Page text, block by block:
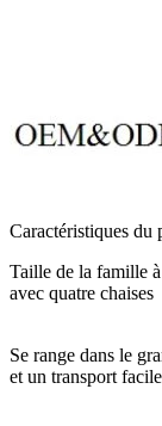
Caractéristiques du
Taille de la famille
avec quatre chaises
Se range dans le
et un transport